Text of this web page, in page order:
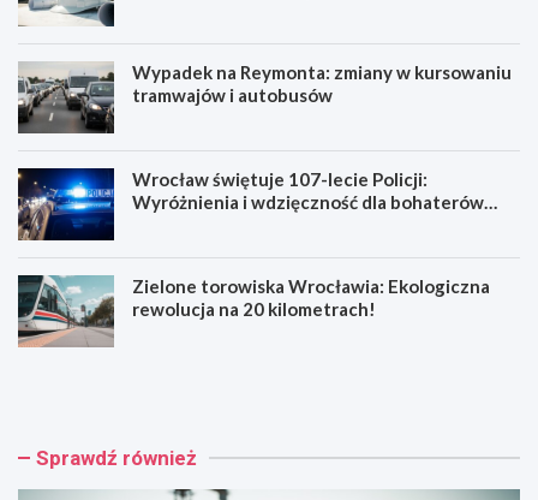
Wypadek na Reymonta: zmiany w kursowaniu
tramwajów i autobusów
Wrocław świętuje 107-lecie Policji:
Wyróżnienia i wdzięczność dla bohaterów
Zielone torowiska Wrocławia: Ekologiczna
rewolucja na 20 kilometrach!
R
a
W
e Sprawdź również